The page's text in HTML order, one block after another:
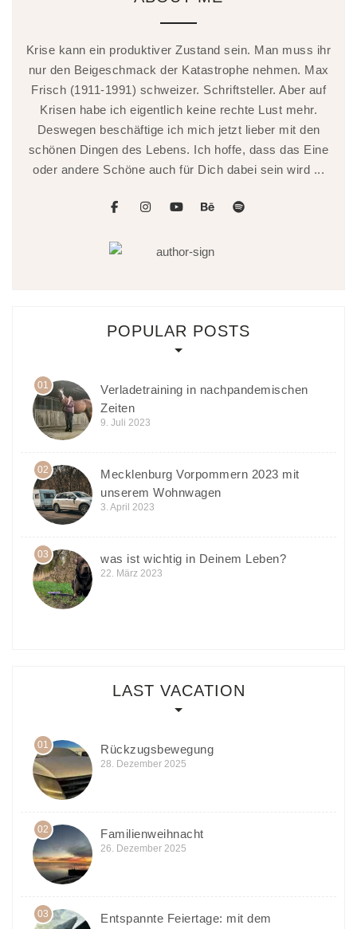
Krise kann ein produktiver Zustand sein. Man muss ihr
nur den Beigeschmack der Katastrophe nehmen. Max
Frisch (1911-1991) schweizer. Schriftsteller. Aber auf
Krisen habe ich eigentlich keine rechte Lust mehr.
Deswegen beschäftige ich mich jetzt lieber mit den
schönen Dingen des Lebens. Ich hoffe, dass das Eine
oder andere Schöne auch für Dich dabei sein wird ...
POPULAR POSTS
01
Verladetraining in nachpandemischen
Zeiten
9. Juli 2023
02
Mecklenburg Vorpommern 2023 mit
unserem Wohnwagen
3. April 2023
03 was ist wichtig in Deinem Leben?
22. März 2023
LAST VACATION
01 Rückzugsbewegung
28. Dezember 2025
02 Familienweihnacht
26. Dezember 2025
03
Entspannte Feiertage: mit dem